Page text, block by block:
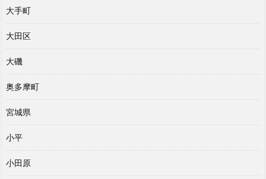
大手町
大田区
大磯
奥多摩町
宮城県
小平
小田原